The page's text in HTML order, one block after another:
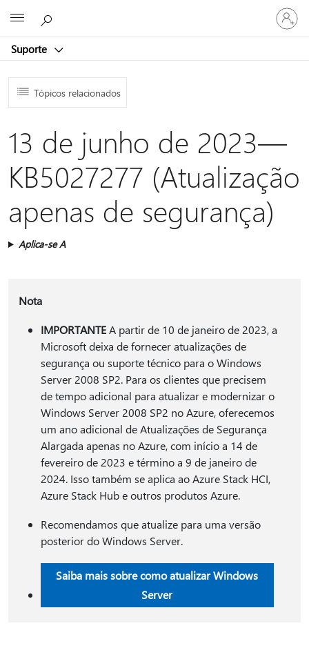
Suporte
Iniciar
sessão
na
Tópicos relacionados
13 de junho de 2023—
KB5027277 (Atualização
apenas de segurança)
Aplica-se A
Nota
IMPORTANTEA partir de 10 de janeiro de 2023, a
Microsoft deixa de fornecer atualizações de
segurança ou suporte técnico para o Windows
Server 2008 SP2. Para os clientes que precisem
de tempo adicional para atualizar e modernizar o
Windows Server 2008 SP2 no Azure, oferecemos
um ano adicional de Atualizações de Segurança
Alargada apenas no Azure, com início a 14 de
fevereiro de 2023 e término a 9 de janeiro de
2024. Isso também se aplica ao Azure Stack HCI,
Azure Stack Hub e outros produtos Azure.
Recomendamos que atualize para uma versão
posterior do Windows Server.
Saiba mais sobre como atualizar Windows
Server